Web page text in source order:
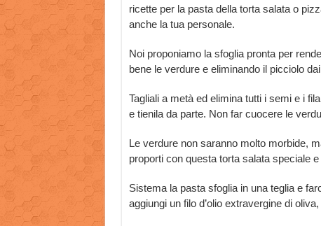
ricette per la pasta della torta salata o
anche la tua personale.
Noi proponiamo la sfoglia pronta per
bene le verdure e eliminando il picciolo
Tagliali a metà ed elimina tutti i semi e i
e tienila da parte. Non far cuocere le
Le verdure non saranno molto morbide,
proporti con questa torta salata speciale
Sistema la pasta sfoglia in una teglia e
aggiungi un filo d’olio extravergine di